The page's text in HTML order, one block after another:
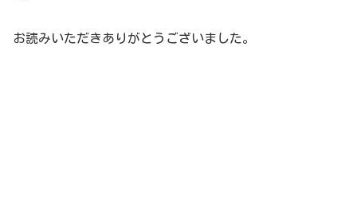
お読みいただきありがとうございました。